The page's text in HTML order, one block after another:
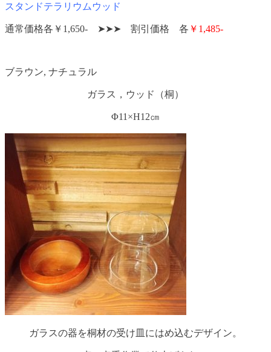
スタンドテラリウムウッド
通常価格各￥1,650- ➤➤➤ 割引価格 各 ￥1,485-
ブラウン, ナチュラル
ガラス，ウッド（桐）
Φ11×H12㎝
ガラスの器を桐材の受け皿にはめ込むデザイン。